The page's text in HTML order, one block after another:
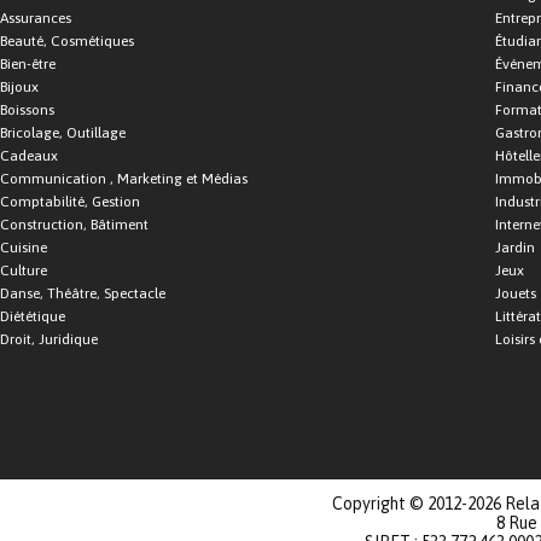
Assurances
Beauté, Cosmétiques
Bien-être
Bijoux
Boissons
Bricolage, Outillage
Cadeaux
Communication , Marketing et Médias
Comptabilité, Gestion
Construction, Bâtiment
Cuisine
Culture
Danse, Théâtre, Spectacle
Diététique
Droit, Juridique
Jardin
Jeux
Jouets
Loisirs
Copyright © 2012-2026
8